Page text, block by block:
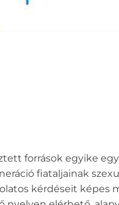
források egyike
fiataljainak
kérdéseit képes